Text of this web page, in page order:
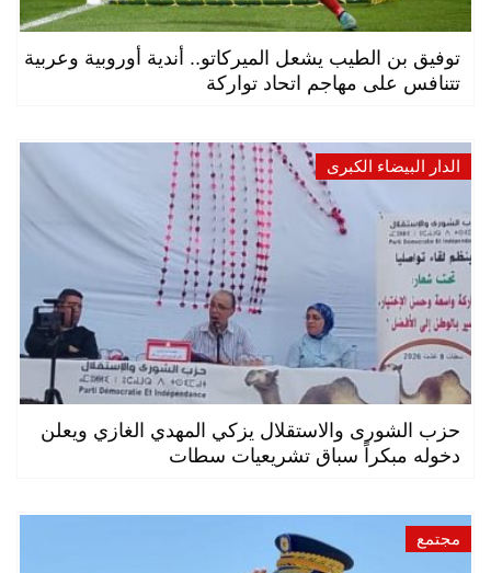
توفيق بن الطيب يشعل الميركاتو.. أندية أوروبية وعربية
تتنافس على مهاجم اتحاد تواركة
الدار البيضاء الكبرى
حزب الشورى والاستقلال يزكي المهدي الغازي ويعلن
دخوله مبكراً سباق تشريعيات سطات
مجتمع